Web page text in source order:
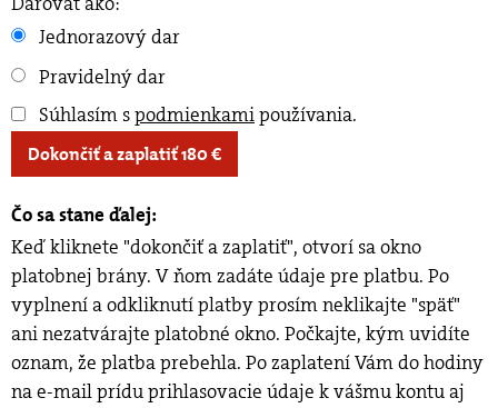
Jednorazový dar
Pravidelný dar
Súhlasím spodmienkamipoužívania.
Dokončiť a zaplatiť180€
Čo sa stane ďalej:
Keď kliknete "dokončiť a zaplatiť", otvorí sa okno
platobnej brány. V ňom zadáte údaje pre platbu. Po
vyplnení a odkliknutí platby prosím neklikajte "späť"
ani nezatvárajte platobné okno. Počkajte, kým uvidíte
oznam, že platba prebehla. Po zaplatení Vám do hodiny
na e-mail prídu prihlasovacie údaje k vášmu kontu aj